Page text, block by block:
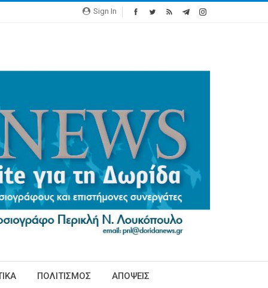
Sign In
ΠΟΛΙΤΙΣΜΟΣ ΑΠΟΨΕΙΣ